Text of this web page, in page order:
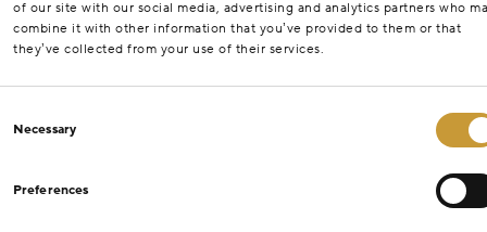
of our site with our social media, advertising and analytics partners who
combine it with other information that you’ve provided to them or that
they’ve collected from your use of their services.
Selection
Necessary
Preferences